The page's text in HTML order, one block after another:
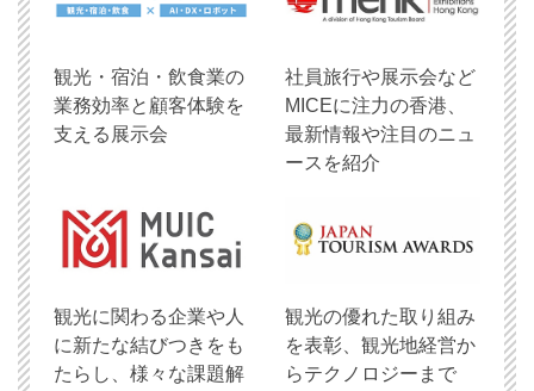
観光・宿泊・飲食業の
業務効率と顧客体験を
支える展示会
社員旅行や展示会など
MICEに注力の香港、
最新情報や注目のニュ
ースを紹介
観光に関わる企業や人
に新たな結びつきをも
たらし、様々な課題解
観光の優れた取り組み
を表彰、観光地経営か
らテクノロジーまで